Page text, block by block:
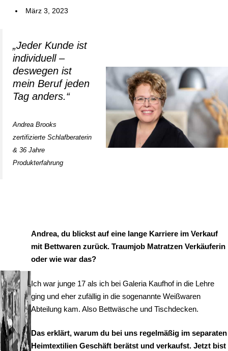
März 3, 2023
„Jeder Kunde ist
individuell –
deswegen ist
mein Beruf jeden
Tag anders.“
Andrea Brooks
zertifizierte Schlafberaterin
& 36 Jahre
Produkterfahrung
Andrea, du blickst auf eine lange Karriere im Verkauf
mit Bettwaren zurück. Traumjob Matratzen Verkäuferin
oder wie war das?
Ich war junge 17 als ich bei Galeria Kaufhof in die Lehre
ging und eher zufällig in die sogenannte Weißwaren
Abteilung kam. Also Bettwäsche und Tischdecken.
Das erklärt, warum du bei uns regelmäßig im separaten
Heimtextilien Geschäft berätst und verkaufst. Jetzt bist